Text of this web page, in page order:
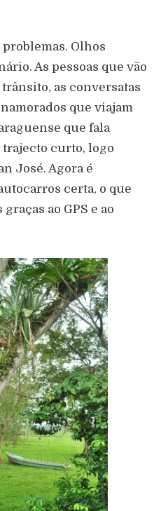
Olhos
As pessoas que vão
as conversatas
que viajam
que fala
trajecto curto, logo
José. Agora é
certa, o que
ao GPS e ao